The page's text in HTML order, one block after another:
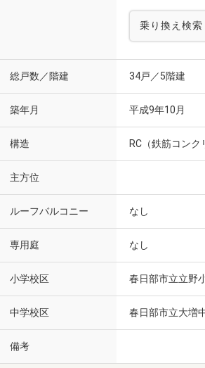
乗り換え検索
総戸数／階建 34戸／5階建
築年月 平成9年10月
構造 RC（鉄筋コンク
主方位
ルーフバルコニー なし
専用庭 なし
小学校区 春日部市立立野
中学校区 春日部市立大増
備考